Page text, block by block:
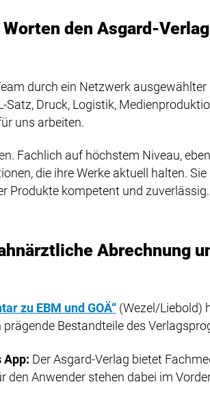
den Asgard-
durch ein Netzwerk ausgewählter
Satz, Druck, Logistik,
uns arbeiten.
Fachlich auf höchstem Niveau,
die ihre Werke aktuell halten.
Produkte kompetent und zuverlässig.
Abrechnung
zu EBM und GOÄ“(Wezel/Liebold)
Bestandteile des
App: Der Asgard-Verlag bietet
Anwender stehen dabei im